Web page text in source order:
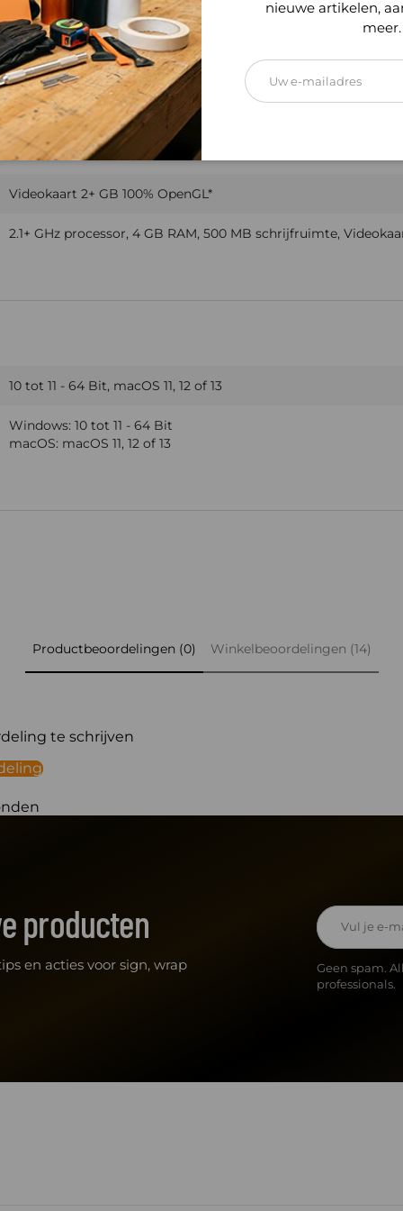
Videokaart 2+ GB 100% OpenGL*
2.1+ GHz processor, 4 GB RAM, 500 MB schrijfruimte,
10 tot 11 - 64 Bit, macOS 11, 12 of 13
Windows: 10 tot 11 - 64 Bit
macOS: macOS 11, 12 of 13
Productbeoordelingen (0) Winkelbeoordelingen (14)
te schrijven
producten
en acties voor sign, wrap
E-mailadres
Geen spam.
professionals.
nieuwe artikelen,
meer.
E-mailadres